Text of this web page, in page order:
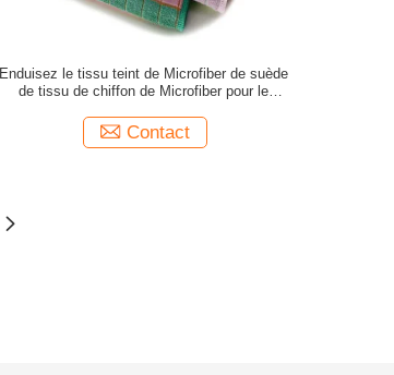
Enduisez le tissu teint de Microfiber de suède
de tissu de chiffon de Microfiber pour le
Contact